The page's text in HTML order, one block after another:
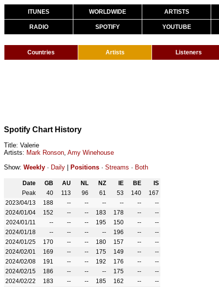
ITUNES WORLDWIDE ARTISTS
RADIO SPOTIFY YOUTUBE
Countries Artists Listeners
Spotify Chart History
Title: Valerie
Artists: Mark Ronson, Amy Winehouse
Show: Weekly · Daily Positions · Streams · Both
Date GB AU NL NZ IE BE
IS
Peak
40 113 96 61 53 140
167
2023/04/13
188 -- -- -- -- --
--
2024/01/04
152 -- -- 183 178 --
--
2024/01/11
-- -- -- 195 150 --
--
2024/01/18
-- -- -- -- 196 --
--
2024/01/25
170 -- -- 180 157 --
--
2024/02/01
169 -- -- 175 149 --
--
2024/02/08
191 -- -- 192 176 --
--
2024/02/15
186 -- -- -- 175 --
--
2024/02/22
183 -- -- 185 162 --
--